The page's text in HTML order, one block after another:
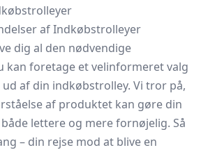
af Indkøbstrolleyer
dig al den nødvendige
kan foretage et velinformeret valg
af din indkøbstrolley. Vi tror på,
af produktet kan gøre din
lettere og mere fornøjelig. Så
– din rejse mod at blive en